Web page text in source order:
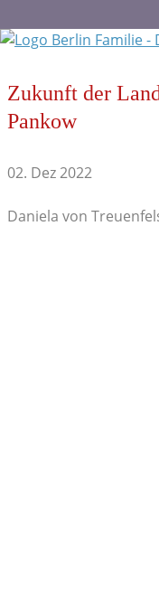
berlin-familie.de
Zukunft der
Pankow
02. Dez 2022
Daniela von